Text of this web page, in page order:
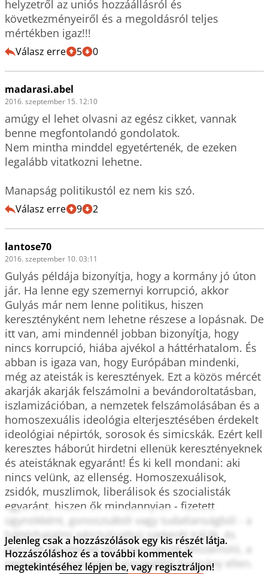
helyzetről az uniós hozzáállásról és
következményeiről és a megoldásról teljes
mértékben igaz!!!
Válasz erre 5 0
madarasi.abel
2016. szeptember 15. 12:10
amúgy el lehet olvasni az egész cikket, vannak
benne megfontolandó gondolatok.
Nem mintha minddel egyetértenék, de ezeken
legalább vitatkozni lehetne.
Manapság politikustól ez nem kis szó.
Válasz erre 9 2
lantose70
2016. szeptember 10. 03:11
Gulyás példája bizonyítja, hogy a kormány jó úton
jár. Ha lenne egy szemernyi korrupció, akkor
Gulyás már nem lenne politikus, hiszen
keresztényként nem lehetne részese a lopásnak. De
itt van, ami mindennél jobban bizonyítja, hogy
nincs korrupció, hiába ajvékol a háttérhatalom. És
abban is igaza van, hogy Európában mindenki,
még az ateisták is keresztények. Ezt a közös mércét
akarják akarják felszámolni a bevándoroltatásban,
iszlamizációban, a nemzetek felszámolásában és a
homoszexuális ideológia elterjesztésében érdekelt
ideológiai népirtók, sorosok és simicskák. Ezért kell
keresztes háborút hirdetni ellenük keresztényeknek
és ateistáknak egyaránt! És ki kell mondani: aki
nincs velünk, az ellenség. Homoszexuálisok,
zsidók, muszlimok, liberálisok és szocialisták
egyaránt, hiszen ők mindannyian - fizetett
ügynökként, gonoszsából vagy tudatlanságból - a
háttérhatalmi pénzszivattyú szekerét tolják, és
puccsot készítenek elő a korrupciót felszámoló, a
nemzet szuverenitását visszaállító kormány ellen.
Jelenleg csak a hozzászólások egy kis részét látja.
Hozzászóláshoz és a további kommentek
megtekintéséhez lépjen be, vagy regisztráljon!